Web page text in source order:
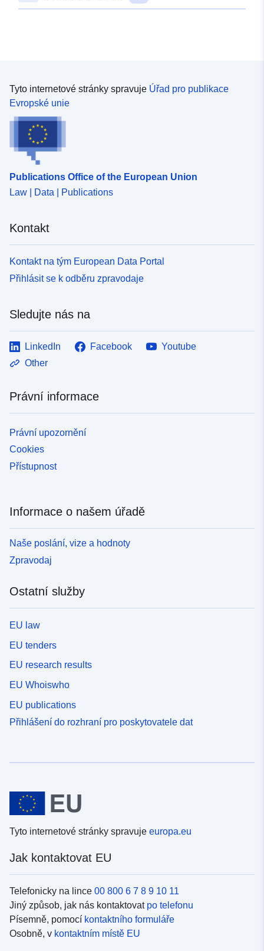
Tyto internetové stránky spravuje Úřad pro publikace
Evropské unie
Publications Office of the European Union
Law | Data | Publications
Kontakt
Kontakt na tým European Data Portal
Přihlásit se k odběru zpravodaje
Sledujte nás na
LinkedIn Facebook
Youtube
Other
Právní informace
Právní upozornění
Cookies
Přístupnost
Informace o našem úřadě
Naše poslání, vize a hodnoty
Zpravodaj
Ostatní služby
EU law
EU tenders
EU research results
EU Whoiswho
EU publications
Přihlášení do rozhraní pro poskytovatele dat
Tyto internetové stránky spravuje europa.eu
Jak kontaktovat EU
Telefonicky na lince 00 800 6 7 8 9 10 11
Jiný způsob, jak nás kontaktovat po telefonu
Písemně, pomocí kontaktního formuláře
Osobně, v kontaktním místě EU